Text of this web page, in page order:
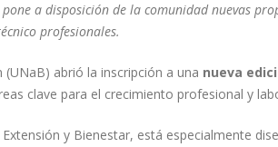
a disposición de la comunidad nuevas
profesionales.
abrió la inscripción a una nueva
clave para el crecimiento profesional y
y Bienestar, está especialmente